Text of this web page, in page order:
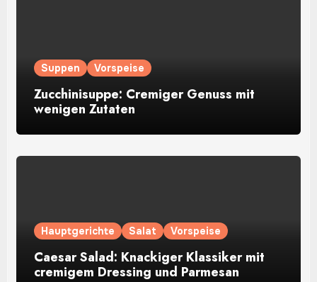
Suppen Vorspeise
Zucchinisuppe: Cremiger Genuss mit
wenigen Zutaten
Hauptgerichte Salat Vorspeise
Caesar Salad: Knackiger Klassiker mit
cremigem Dressing und Parmesan